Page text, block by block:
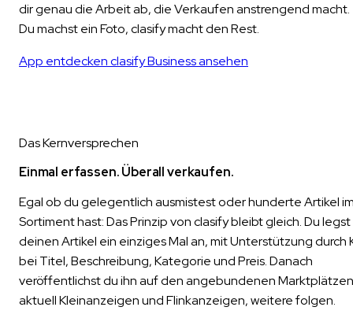
dir genau die Arbeit ab, die Verkaufen anstrengend macht.
Du machst ein Foto, clasify macht den Rest.
App entdeckenclasify Business ansehen
Das Kernversprechen
Einmal erfassen. Überall verkaufen.
Egal ob du gelegentlich ausmistest oder hunderte Artikel
Sortiment hast: Das Prinzip von clasify bleibt gleich. Du legst
deinen Artikel ein einziges Mal an, mit Unterstützung durch
bei Titel, Beschreibung, Kategorie und Preis. Danach
veröffentlichst du ihn auf den angebundenen
aktuell Kleinanzeigen und Flinkanzeigen, weitere folgen.